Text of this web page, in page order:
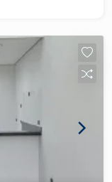
de
do
Bairro
de